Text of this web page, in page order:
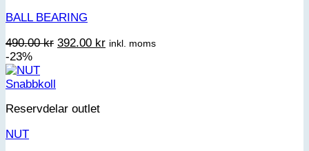
BALL BEARING
490.00kr Det
392.00 krDet
inkl. moms
-23%
Snabbkoll
Reservdelar outlet
NUT